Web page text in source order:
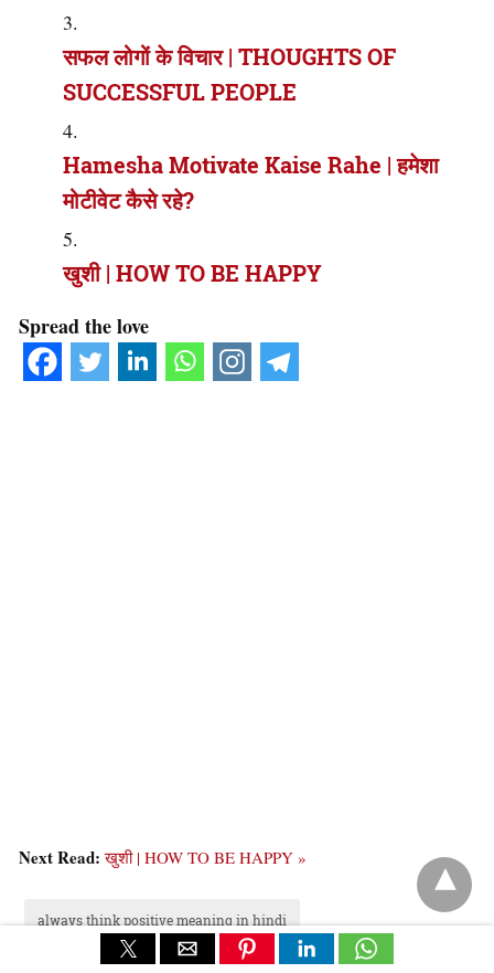
सफल लोगों के विचार | THOUGHTS OF
SUCCESSFUL PEOPLE
Hamesha Motivate Kaise Rahe | हमेशा
मोटीवेट कैसे रहे?
खुशी | HOW TO BE HAPPY
Spread the love
Next Read:खुशी | HOW TO BE HAPPY »
always think positive meaning in hindi